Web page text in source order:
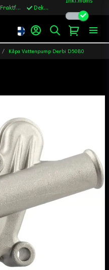
Fraktfritt över 1200kr till Sverige Dekaler ingår i alla ordrar
Kåpa Vattenpump Derbi D50B0